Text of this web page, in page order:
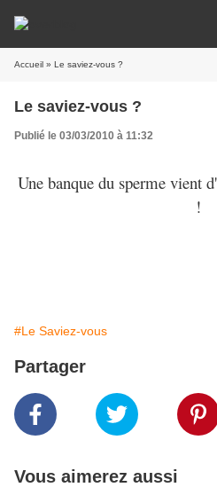
Accueil » Le saviez-vous ?
Le saviez-vous ?
Publié le 03/03/2010 à 11:32
Une banque du sperme vient
!
#Le Saviez-vous
Partager
Vous aimerez aussi